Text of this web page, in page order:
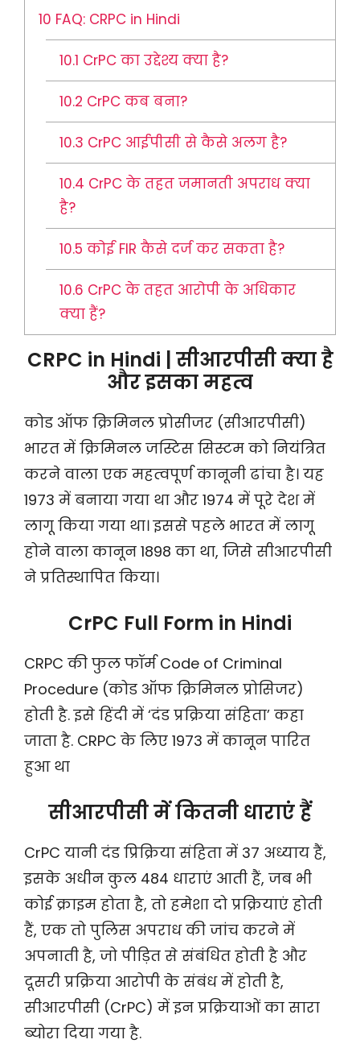
10 FAQ: CRPC in Hindi
10.1 CrPC का उद्देश्य क्या है?
10.2 CrPC कब बना?
10.3 CrPC आईपीसी से कैसे अलग है?
10.4 CrPC के तहत जमानती अपराध क्या
है?
10.5 कोई FIR कैसे दर्ज कर सकता है?
10.6 CrPC के तहत आरोपी के अधिकार
क्या हैं?
CRPC in Hindi | सीआरपीसी क्या है
और इसका महत्व
कोड ऑफ क्रिमिनल प्रोसीजर (सीआरपीसी)
भारत में क्रिमिनल जस्टिस सिस्टम को नियंत्रित
करने वाला एक महत्वपूर्ण कानूनी ढांचा है। यह
1973 में बनाया गया था और 1974 में पूरे देश में
लागू किया गया था। इससे पहले भारत में लागू
होने वाला कानून 1898 का था, जिसे सीआरपीसी
ने प्रतिस्थापित किया।
CrPC Full Form in Hindi
CRPC की फुल फॉर्म Code of Criminal
Procedure (कोड ऑफ क्रिमिनल प्रोसिजर)
होती है. इसे हिंदी में ‘दंड प्रक्रिया संहिता’ कहा
जाता है. CRPC के लिए 1973 में कानून पारित
हुआ था
सीआरपीसी में कितनी धाराएं हैं
CrPC यानी दंड प्रिक्रिया संहिता में 37 अध्याय हैं,
इसके अधीन कुल 484 धाराएं आती हैं, जब भी
कोई क्राइम होता है, तो हमेशा दो प्रक्रियाएं होती
हैं, एक तो पुलिस अपराध की जांच करने में
अपनाती है, जो पीड़ित से संबंधित होती है और
दूसरी प्रक्रिया आरोपी के संबंध में होती है,
सीआरपीसी (CrPC) में इन प्रक्रियाओं का सारा
ब्योरा दिया गया है.